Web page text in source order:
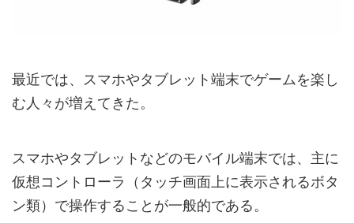
最近では、スマホやタブレット端末でゲームを楽し
む人々が増えてきた。
スマホやタブレットなどのモバイル端末では、主に
仮想コントローラ（タッチ画面上に表示されるボタ
ン類）で操作することが一般的である。